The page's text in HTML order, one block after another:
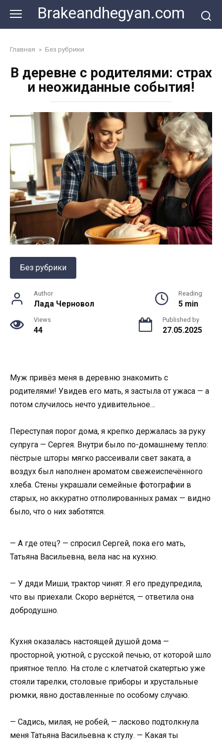
content
Brakeandhegyan.com
Главная » Без рубрики
В деревне с родителями: страх
и неожиданные события!
Без рубрики
Author
Лада Черновол
Reading
5 min
Views
44
Published by
27.05.2025
Муж привёз меня в деревню знакомить с
родителями! Увидев его мать, я застыла от ужаса — а
потом случилось нечто удивительное…
Переступая порог дома, я крепко держалась за руку
супруга — Сергея. Внутри было по-домашнему тепло:
пёстрые шторы мягко рассеивали свет заката, а
воздух был наполнен ароматом свежеиспечённого
хлеба. Стены украшали семейные фотографии в
старых, но аккуратно отполированных рамах — видно
было, что о них заботятся.
— А где отец? — спросил Сергей, пока его мать,
Татьяна Васильевна, вела нас на кухню.
— У дяди Миши, трактор чинят. Я его предупредила,
что вы приехали. Скоро вернётся, — ответила она
добродушно.
Кухня оказалась настоящей душой дома —
просторной, уютной, с русской печью, от которой шло
приятное тепло. На столе с клетчатой скатертью уже
стояли тарелки, столовые приборы и хрустальные
рюмки, явно доставленные по особому случаю.
— Садись, милая, не робей, — ласково подтолкнула
меня Татьяна Васильевна к стулу. — Какая ты